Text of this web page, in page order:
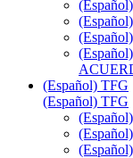
(Español) TFG
(Español) TFG